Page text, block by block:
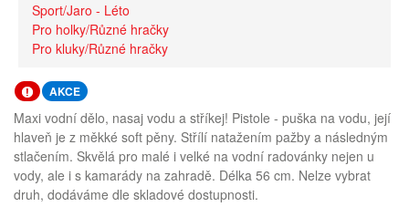
Sport/Jaro - Léto
Pro holky/Různé hračky
Pro kluky/Různé hračky
AKCE
Maxi vodní dělo, nasaj vodu a stříkej! Pistole - puška na vodu, její
hlaveň je z měkké soft pěny. Střílí natažením pažby a následným
stlačením. Skvělá pro malé i velké na vodní radovánky nejen u
vody, ale i s kamarády na zahradě. Délka 56 cm. Nelze vybrat
druh, dodáváme dle skladové dostupnosti.